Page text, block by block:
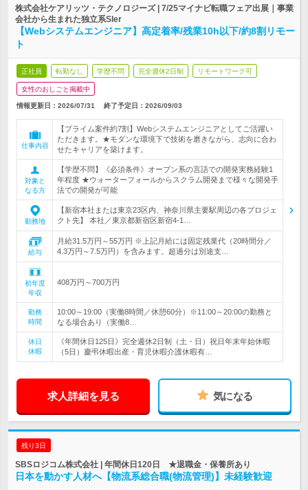
株式会社ケアリッツ・テクノロジーズ | 7/25マイナビ転職フェア出展｜事業
会社から生まれた独立系SIer
【Webシステムエンジニア】高定着率/残業10h以下/約8割リモー
ト
正社員 転勤なし 学歴不問 完全週休2日制 リモートワーク可
女性のおしごと掲載中
情報更新日：2026/07/31 終了予定日： 2026/09/03
仕事内容
【プライム案件約7割】Webシステムエンジニアとしてご活躍い
ただきます。★モダンな環境下で技術を磨きながら、志向に合わ
せたキャリアを築けます。
対象と
なる方
【学歴不問】《必須条件》オープン系の言語での開発実務経験1
年程度 ★ウォーターフォールからスクラム開発まで様々な開発手
法での開発が可能
勤務地
【新宿本社または東京23区内、神奈川県主要駅周辺の各プロジェ
クト先】 本社／東京都新宿区新宿4-1…
給与
月給31.5万円～55万円 ※上記月給には固定残業代（20時間分／
4.3万円～7.5万円）を含みます。超過分は別途支…
初年度
年収
408万円～700万円
勤務
時間
10:00～19:00（実働8時間／休憩60分）※11:00～20:00の勤務と
なる場合あり（実働8…
休日
休暇
《年間休日125日》完全週休2日制（土・日）祝日年末年始休暇
（5日）慶弔休暇出産・育児休暇介護休暇有…
求人詳細を見る 気になる
残り3日
SBSロジコム株式会社 | 年間休日120日 ★退職金・保養所あり
日本を動かす人材へ【物流系総合職(物流管理)】未経験歓迎